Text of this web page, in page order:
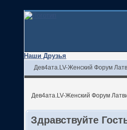
Наши Друзья
Дев4ата.LV-Женский Форум
Дев4ата.LV-Женский Форум
Здравствуйте